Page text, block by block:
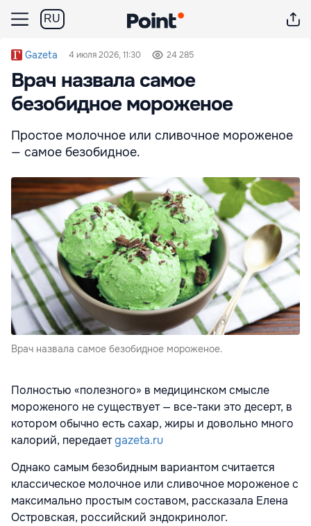
RU
Gazeta 4 июля 2026, 11:30 24 285
Врач назвала самое
безобидное мороженое
Простое молочное или сливочное мороженое
— самое безобидное.
Врач назвала самое безобидное мороженое.
Полностью «полезного» в медицинском смысле
мороженого не существует — все-таки это десерт, в
котором обычно есть сахар, жиры и довольно много
калорий, передаетgazeta.ru
Однако самым безобидным вариантом считается
классическое молочное или сливочное мороженое с
максимально простым составом, рассказала Елена
Островская, российский эндокринолог.